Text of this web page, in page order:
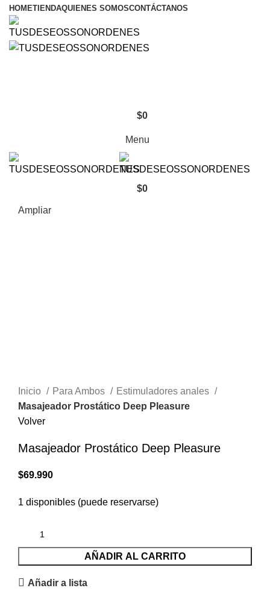
HOMETIENDAQUIENES SOMOSCONTÁCTANOS
$0
Menu
$0
Ampliar
Inicio Para Ambos
Estimuladores anales
Masajeador Prostático Deep Pleasure
Volver
Masajeador Prostático Deep Pleasure
$69.990
1 disponibles (puede reservarse)
AÑADIR AL CARRITO
Añadir a lista